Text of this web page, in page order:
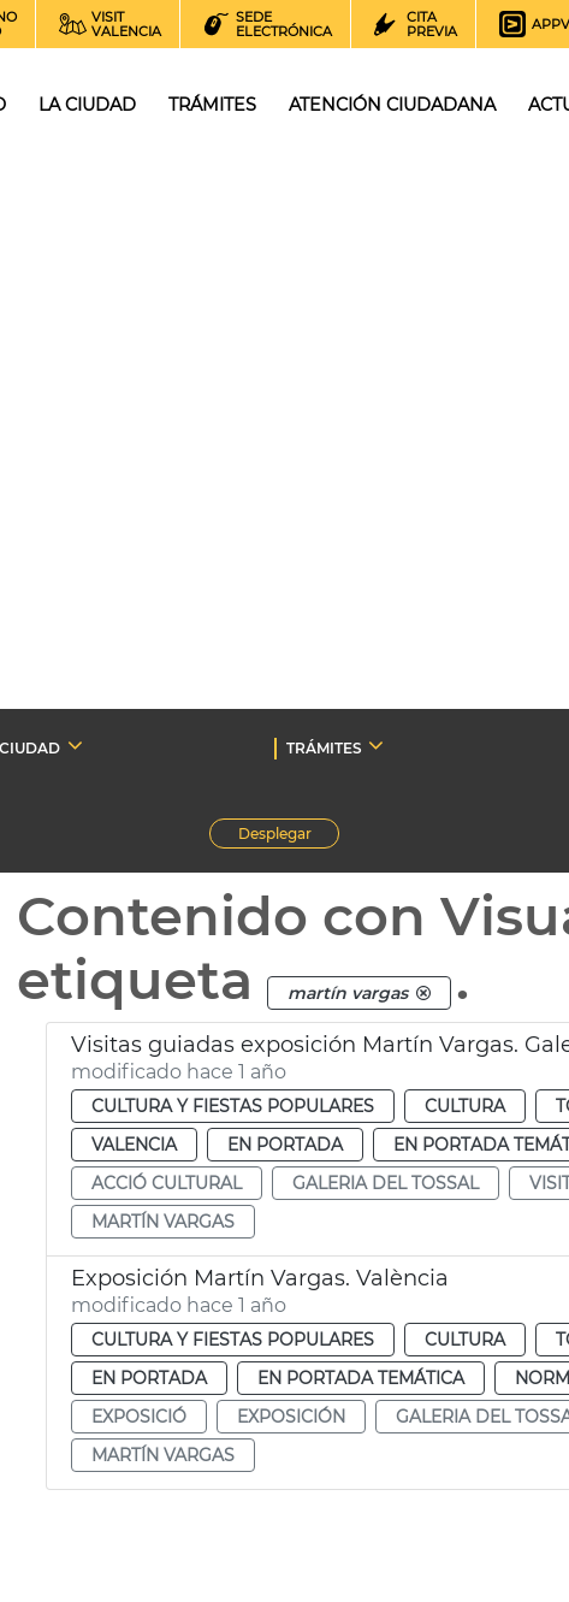
VISIT
VALENCIA
SEDE
ELECTRÓNICA
CITA
PREVIA
LA CIUDAD TRÁMITES ATENCIÓN CIUDADANA
TRÁMITES
Desplegar
Contenido con
etiqueta
martín vargas .
Visitas guiadas exposición Martín Vargas.
modificado hace 1 año
CULTURA Y FIESTAS POPULARES CULTURA
VALENCIA
EN PORTADA EN PORTADA
ACCIÓ CULTURAL
GALERIA DEL TOSSAL
MARTÍN VARGAS
Exposición Martín Vargas. València
modificado hace 1 año
CULTURA Y FIESTAS POPULARES CULTURA
EN PORTADA
EN PORTADA TEMÁTICA
EXPOSICIÓ
EXPOSICIÓN GALERIA DEL
MARTÍN VARGAS